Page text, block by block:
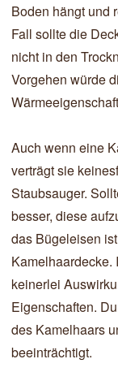
Boden hängt und
Fall sollte die
nicht in den
Vorgehen würde
Auch wenn eine
verträgt sie
Staubsauger.
besser, diese
das Bügeleisen
Kamelhaardecke.
keinerlei
Eigenschaften.
des Kamelhaars
beeinträchtigt.